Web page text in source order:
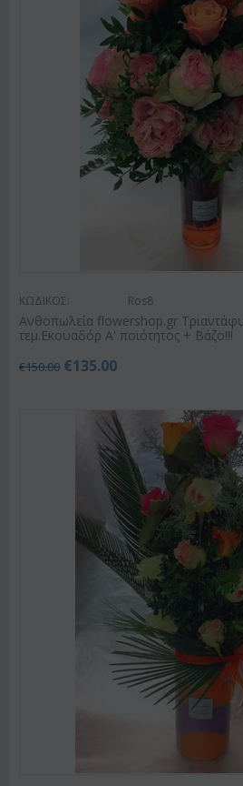
ΚΩΔΙΚΟΣ: Ros8
Ανθοπωλεία flowershop.gr
τεμ.Εκουαδόρ Α' ποιότητος + Βάζο!!!
€150.00 €135.00